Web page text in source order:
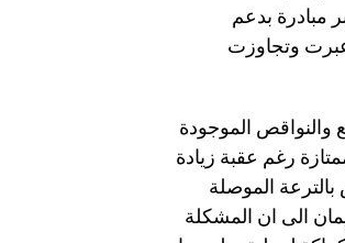
مبادرة بدعم
وتجاوزت
والنواقص الموجودة
رغم عقبة زيادة
الموصلة
سليمان الى ان المشكلة